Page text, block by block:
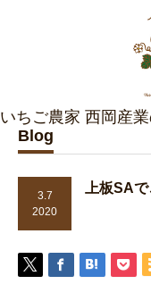
Blog
3.7
2020
上板SA